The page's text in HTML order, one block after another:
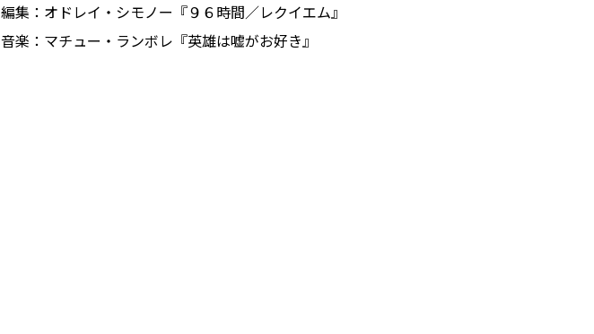
編集：オドレイ・シモノー『９６時間／レクイエム』
音楽：マチュー・ランボレ『英雄は嘘がお好き』